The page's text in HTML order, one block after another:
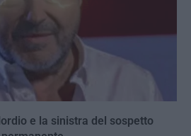
e la sinistra del sospetto